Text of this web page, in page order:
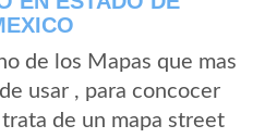
de los Mapas que mas
usar , para concocer
de un mapa street